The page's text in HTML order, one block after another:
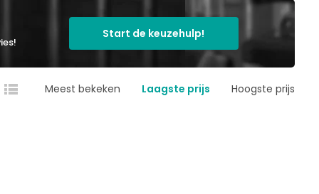
Start de keuzehulp!
Meest bekeken Laagste prijs Hoogste prijs